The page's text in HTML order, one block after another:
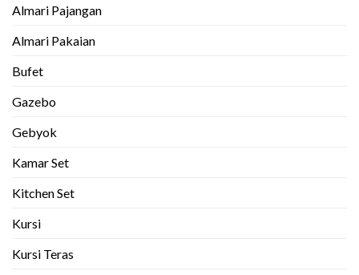
Almari Pajangan
Almari Pakaian
Bufet
Gazebo
Gebyok
Kamar Set
Kitchen Set
Kursi
Kursi Teras